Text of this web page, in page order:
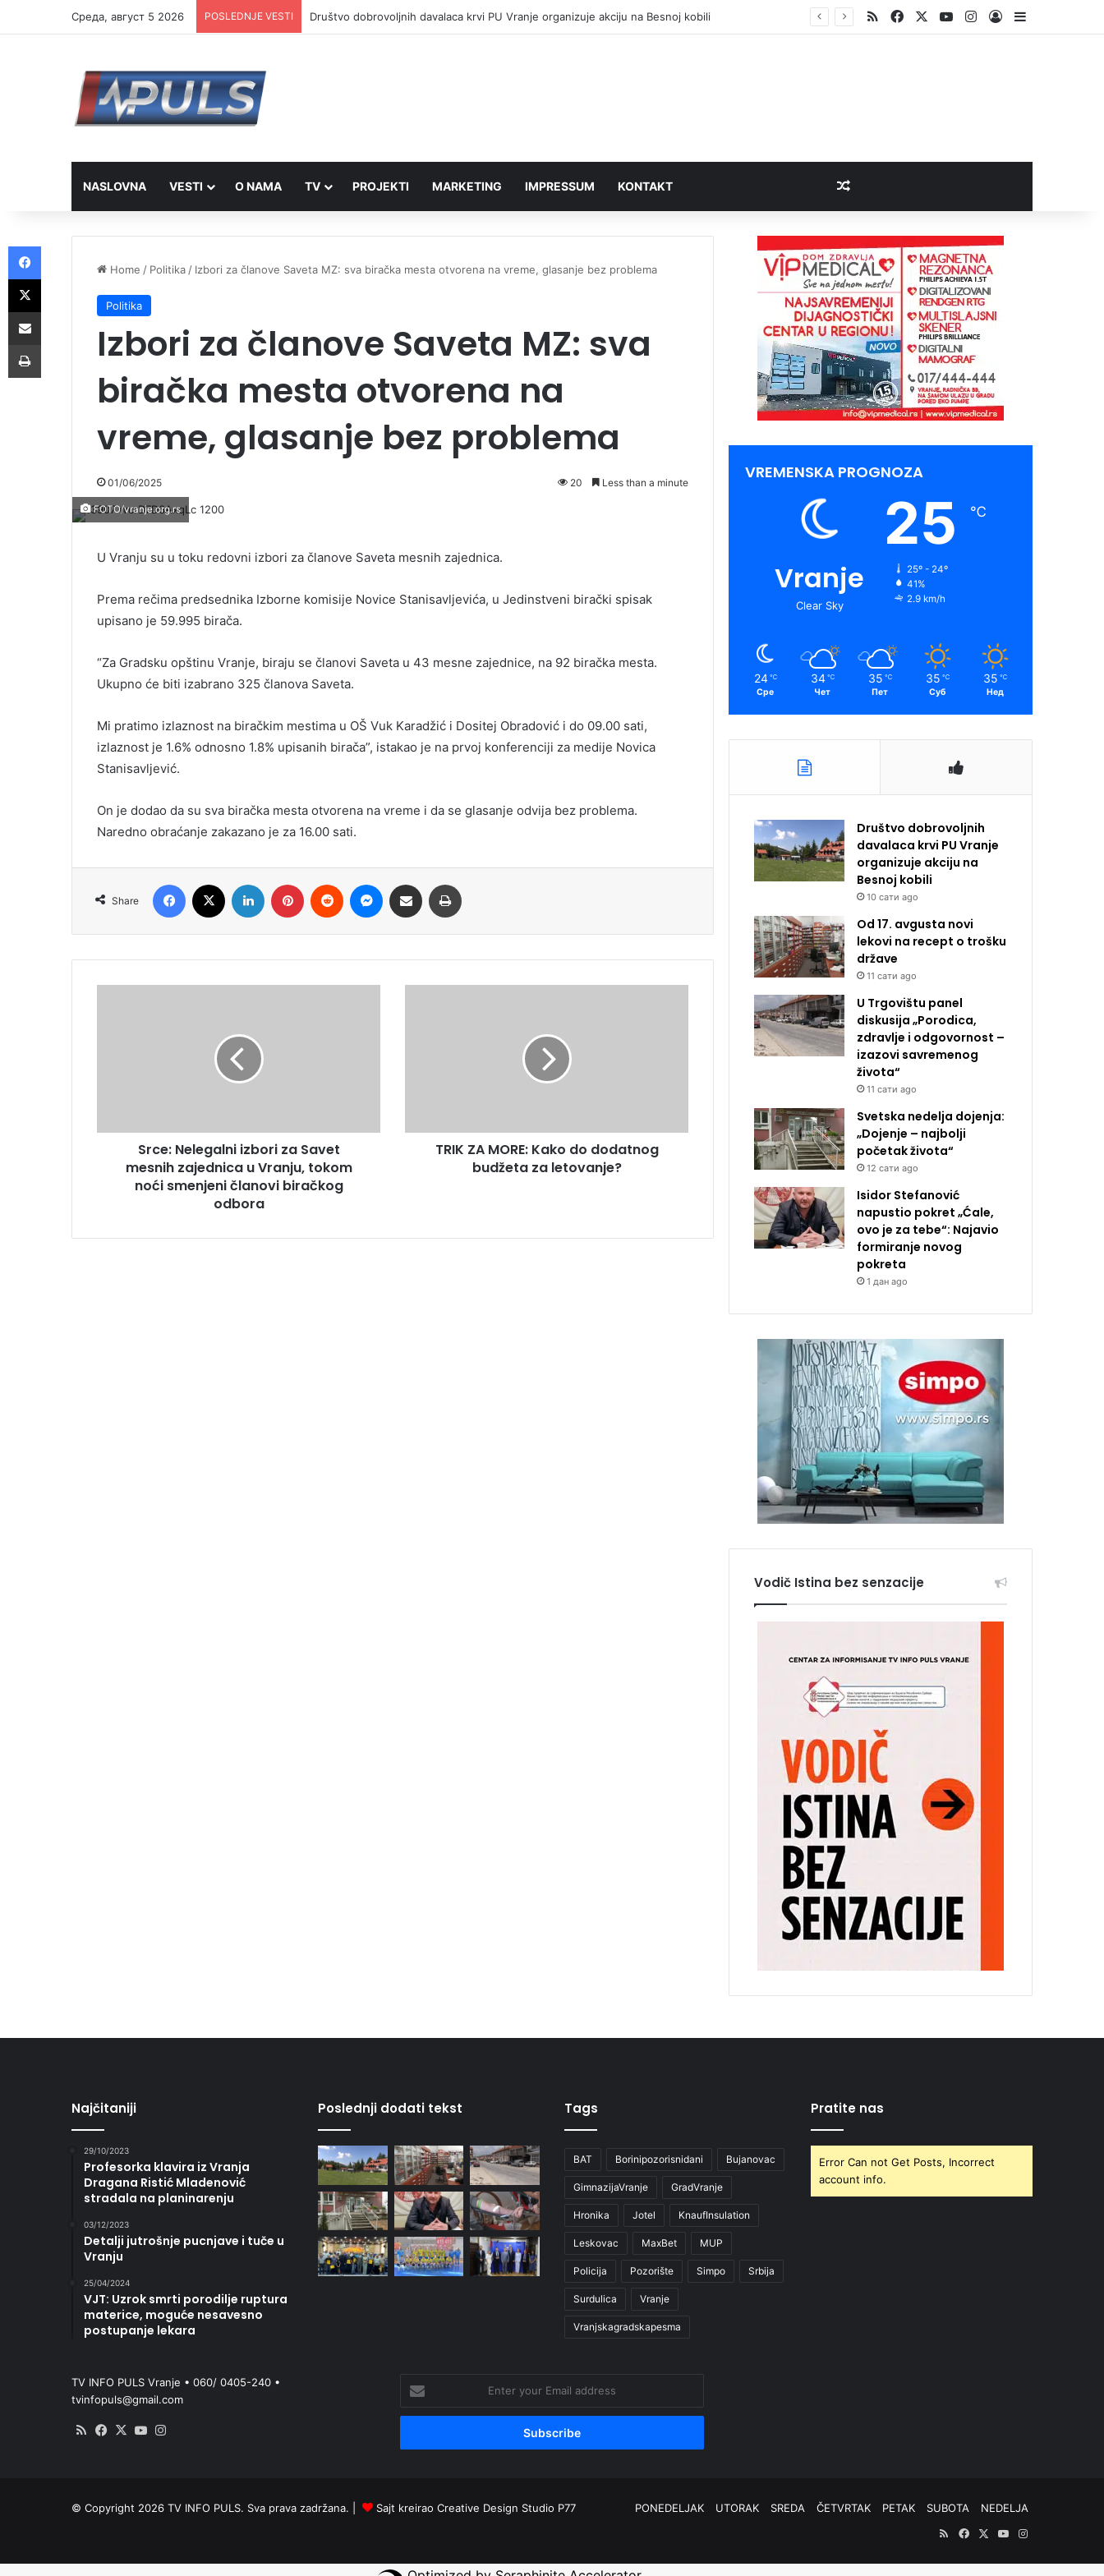
Cреда, август 5 2026 POSLEDNJE VESTI Društvo dobrovoljnih davalaca krvi PU Vranje organizuje akciju na Besnoj kobili RSSFacebookYouTubeInstagram
Log InSidebar
NASLOVNA VESTI O NAMA TV PROJEKTI MARKETING IMPRESSUM KONTAKT Random Article
Home / Politika / Izbori za članove Saveta MZ: sva biračka mesta otvorena na vreme, glasanje bez problema
Politika
Izbori za članove Saveta MZ: sva
biračka mesta otvorena na
vreme, glasanje bez problema
01/06/2025 20 Less than a minute
FOTO/vranje.org.rs
U Vranju su u toku redovni izbori za članove Saveta mesnih zajednica.
Prema rečima predsednika Izborne komisije Novice Stanisavljevića, u Jedinstveni birački spisak
upisano je 59.995 birača.
“Za Gradsku opštinu Vranje, biraju se članovi Saveta u 43 mesne zajednice, na 92 biračka mesta.
Ukupno će biti izabrano 325 članova Saveta.
Mi pratimo izlaznost na biračkim mestima u OŠ Vuk Karadžić i Dositej Obradović i do 09.00 sati,
izlaznost je 1.6% odnosno 1.8% upisanih birača”, istakao je na prvoj konferenciji za medije Novica
Stanisavljević.
On je dodao da su sva biračka mesta otvorena na vreme i da se glasanje odvija bez problema.
Naredno obraćanje zakazano je za 16.00 sati.
Share
Facebook LinkedIn Pinterest Reddit Messenger
Share via Email
Srce: Nelegalni izbori za Savet
mesnih zajednica u Vranju, tokom
noći smenjeni članovi biračkog
odbora
TRIK ZA MORE: Kako do dodatnog
budžeta za letovanje?
VREMENSKA PROGNOZA
Vranje
Clear Sky
25 ℃
25º - 24º
41%
2.9 km/h
24 ℃
Сре
34 ℃
Чет
35 ℃
Пет
35 ℃
Суб
35 ℃
Нед
Društvo dobrovoljnih
davalaca krvi PU Vranje
organizuje akciju na
Besnoj kobili
10 сати ago
Od 17. avgusta novi
lekovi na recept o trošku
države
11 сати ago
U Trgovištu panel
diskusija „Porodica,
zdravlje i odgovornost –
izazovi savremenog
života“
11 сати ago
Svetska nedelja dojenja:
„Dojenje – najbolji
početak života“
12 сати ago
Isidor Stefanović
napustio pokret „Ćale,
ovo je za tebe“: Najavio
formiranje novog
pokreta
1 дан ago
Vodič Istina bez senzacije
Najčitaniji
29/10/2023
Profesorka klavira iz Vranja
Dragana Ristić Mladenović
stradala na planinarenju
03/12/2023
Detalji jutrošnje pucnjave i tuče u
Vranju
25/04/2024
VJT: Uzrok smrti porodilje ruptura
materice, moguće nesavesno
postupanje lekara
Poslednji dodati tekst Tags
BAT Borinipozorisnidani Bujanovac
GimnazijaVranje GradVranje
Hronika Jotel KnaufInsulation
Leskovac MaxBet MUP
Policija Pozorište Simpo Srbija
Surdulica Vranje
Vranjskagradskapesma
Pratite nas
Error Can not Get Posts, Incorrect
account info.
TV INFO PULS Vranje • 060/ 0405-240 •
tvinfopuls@gmail.com
RSS Facebook
X YouTube
your
Email
© Copyright 2026 TV INFO PULS. Sva prava zadržana. | Sajt kreirao Creative Design Studio P77 PONEDELJAK UTORAK SREDA ČETVRTAK PETAK SUBOTA
NEDELJA
RSSFacebook
X YouTubeInstagram
Facebook
X
Share via Email